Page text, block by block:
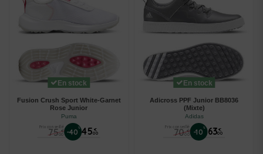
En stock
Fusion Crush Sport White-Garnet
Rose Junior
Puma
Prix conseillé
75 €
00 -40% 45 €
00
En stock
Adicross PPF Junior BB8036
(Mixte)
Adidas
Prix conseillé
70 €
00 -10% 63 €
00